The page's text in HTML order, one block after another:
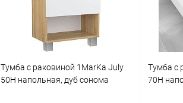
Тумба с раковиной 1MarKa July
50Н напольная, дуб сонома
Тумба с
70Н